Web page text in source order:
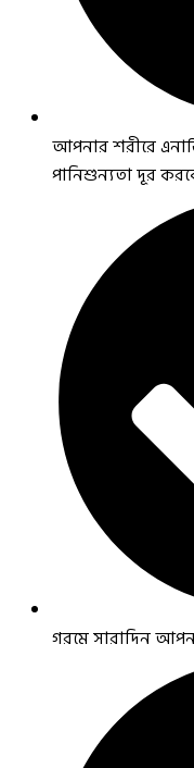
আপনার শরীরে
পানিশুন্যতা দূর
গরমে সারাদিন